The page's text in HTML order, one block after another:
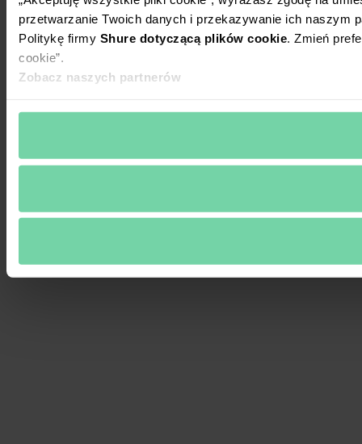
przetwarzanie Twoich danych i przekazywanie ich
Politykę firmy Shure dotyczącą plików cookie . Zmień
cookie”.
Zobacz naszych partnerów